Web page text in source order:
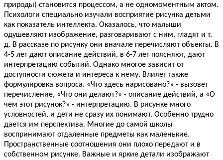
природы) становится процессом, а не одномоментным актом.
Психологи специально изучали восприятие рисунка детьми
как показатель интеллекта. Оказалось, что малыши
одушевляют изображение, разговаривают с ним, гладят и т.
д. В рассказе по рисунку они вначале перечисляют объекты. В
4-5 лет дают описание действий, в 6-7 лет поясняют, дают
интерпретацию событий. Однако многое зависит от
доступности сюжета и интереса к нему. Влияет также
формулировка вопроса. «Что здесь нарисовано?» - вызовет
перечисление, «Что они делают?» - описание действий, а «О
чем этот рисунок?» - интерпретацию. В рисунке много
условностей, и дети не сразу их понимают. Особенно трудно
дается им перспектива. Многие до самой школы
воспринимают отдаленные предметы как маленькие.
Пространственные соотношения они плохо передают и в
собственном рисунке. Важные и яркие детали изображают